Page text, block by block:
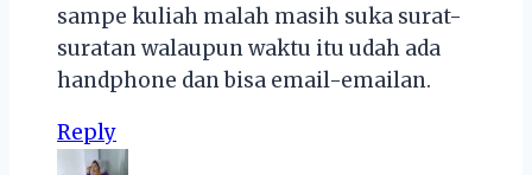
sampe kuliah malah masih suka surat-
suratan walaupun waktu itu udah ada
handphone dan bisa email-emailan.
Reply